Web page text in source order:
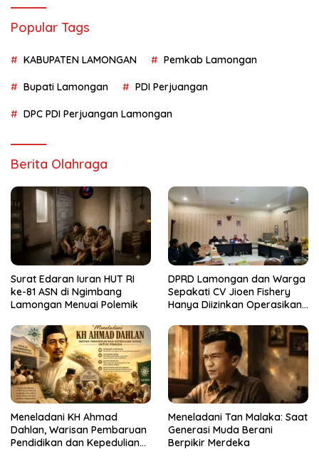
Popular Tags
KABUPATEN LAMONGAN Pemkab Lamongan
Bupati Lamongan PDI Perjuangan
DPC PDI Perjuangan Lamongan
Berita Olahraga
Surat Edaran Iuran HUT RI
ke-81 ASN di Ngimbang
Lamongan Menuai Polemik
DPRD Lamongan dan Warga
Sepakati CV Jioen Fishery
Hanya Diizinkan Operasikan
Meneladani KH Ahmad
Dahlan, Warisan Pembaruan
Pendidikan dan Kepedulian
Meneladani Tan Malaka: Saat
Generasi Muda Berani
Berpikir Merdeka